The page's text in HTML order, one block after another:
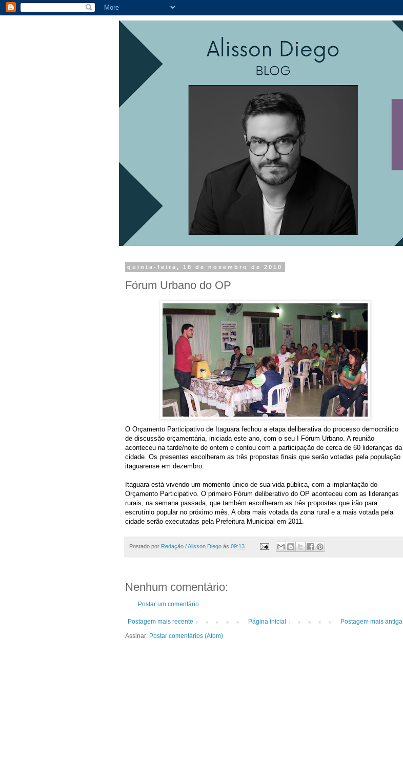
quinta-feira, 18 de novembro de 2010
Fórum Urbano do OP
O Orçamento Participativo de Itaguara fechou a etapa deliberativa do processo democrático
de discussão orçamentária, iniciada este ano , com o seu I Fórum Urbano . A reunião
aconteceu na tarde/noite de ontem e contou com a participação de cerca de 60 lideranças da
cidade. Os presentes escolheram as três propostas finais que serão votadas pela população
itaguarense em dezembro.
Itaguara está vivendo um momento único de sua vida pública, com a implantação do
Orçamento Participativo. O primeiro Fórum deliberativo do OP aconteceu com as lideranças
rurais, na semana passada, que também escolheram as três propostas que irão para
escrutínio popular no próximo mês. A obra mais votada da zona rural e a mais votada pela
cidade serão executadas pela Prefeitura Municipal em 2011.
Postado por Redação / Alisson Diego às 09:13
Nenhum comentário:
Postar um comentário
Postagem mais recente Postagem mais antiga
Página inicial
Assinar: Postar comentários (Atom)